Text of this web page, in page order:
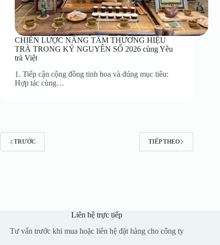
CHIẾN LƯỢC NÂNG TẦM THƯƠNG HIỆU
TRÀ TRONG KỶ NGUYÊN SỐ 2026 cùng Yêu
trà Việt
1. Tiếp cận cộng đồng tinh hoa và đúng mục tiêu:
Hợp tác cùng…
TRƯỚC TIẾP THEO
Liên hệ trực tiếp
Tư vấn trước khi mua hoặc liên hệ đặt hàng cho công ty